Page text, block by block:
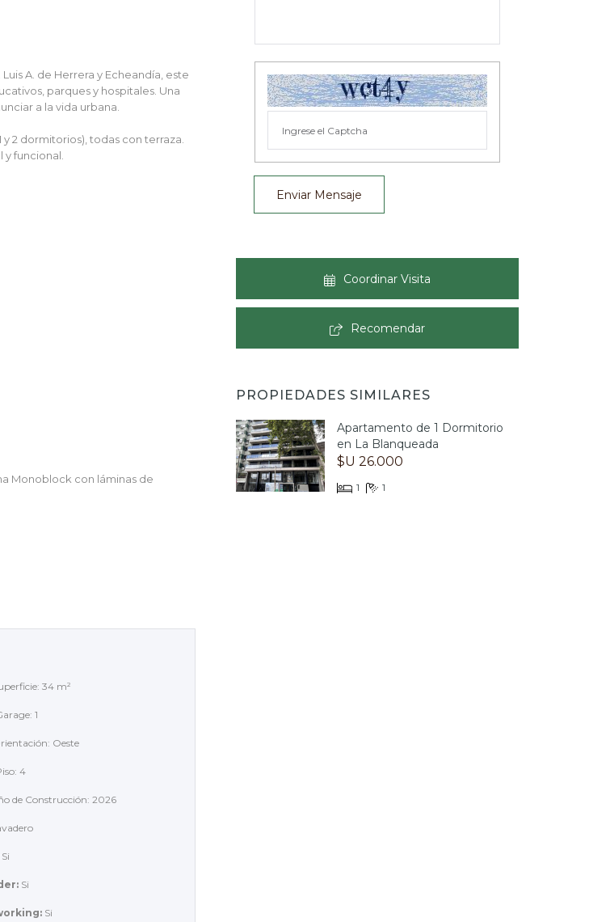
A. de Herrera y Echeandía, este
parques y hospitales. Una
a la vida urbana.
2 dormitorios), todas con terraza.
funcional.
Monoblock con láminas de
34 m²
1
Oeste
4
de Construcción: 2026
Si
Si
Si
Enviar Mensaje
Coordinar Visita
Recomendar
PROPIEDADES SIMILARES
Apartamento de 1 Dormitorio
en La Blanqueada
$U 26.000
1 1